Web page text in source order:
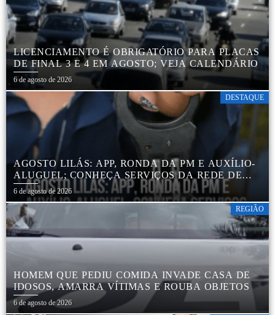
LICENCIAMENTO É OBRIGATÓRIO PARA PLACAS
DE FINAL 3 E 4 EM AGOSTO; VEJA CALENDÁRIO
6 de agosto de 2026
DESTAQUE
AGOSTO LILÁS: APP, RONDA DA PM E AUXÍLIO-
ALUGUEL; CONHEÇA SERVIÇOS DA REDE DE
PROTEÇÃO ÀS MULHERES NO ESTADO DE SP
6 de agosto de 2026
REGIÃO
HOMEM QUE PEDIU COMIDA INVADE CASA DE
IDOSOS, AMARRA VÍTIMAS E ROUBA OBJETOS
6 de agosto de 2026